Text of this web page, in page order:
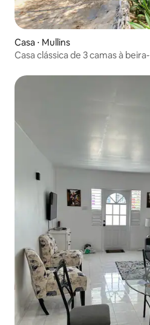
Casa ⋅ Mullins
Casa clássica de 3 camas à